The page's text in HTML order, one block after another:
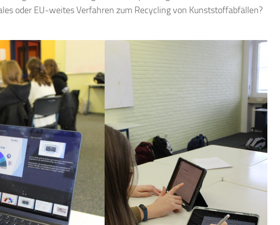
oder EU-weites Verfahren zum Recycling von Kunststoffabfällen?